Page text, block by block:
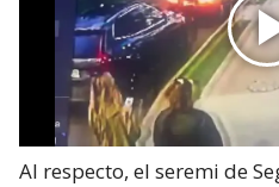
Al respecto, el seremi de